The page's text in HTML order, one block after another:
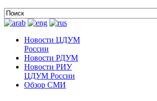
Новости ЦДУМ
России
Новости РДУМ
Новости РИУ
ЦДУМ России
Обзор СМИ